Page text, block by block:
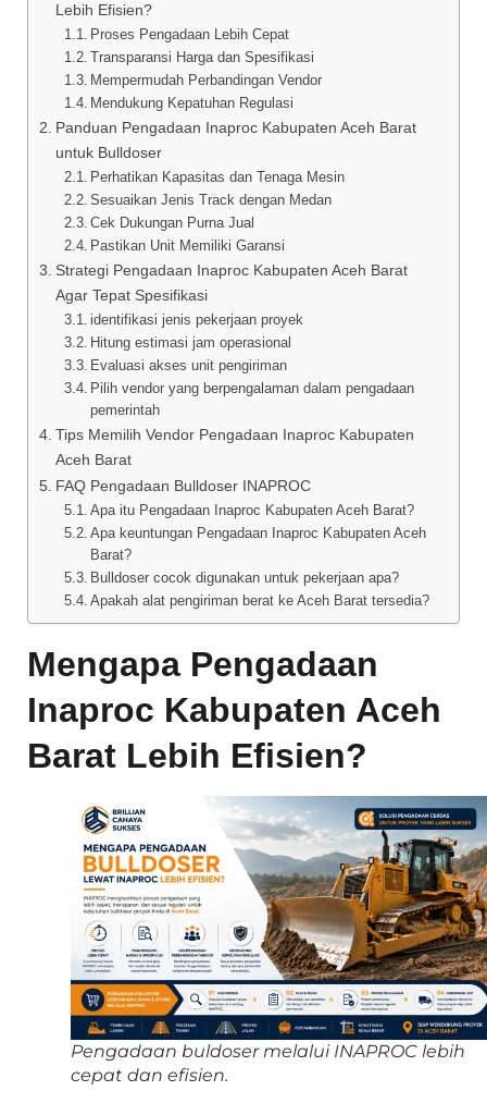
Lebih Efisien?
Proses Pengadaan Lebih Cepat
Transparansi Harga dan Spesifikasi
Mempermudah Perbandingan Vendor
Mendukung Kepatuhan Regulasi
Panduan Pengadaan Inaproc Kabupaten Aceh Barat
untuk Bulldoser
Perhatikan Kapasitas dan Tenaga Mesin
Sesuaikan Jenis Track dengan Medan
Cek Dukungan Purna Jual
Pastikan Unit Memiliki Garansi
Strategi Pengadaan Inaproc Kabupaten Aceh Barat
Agar Tepat Spesifikasi
identifikasi jenis pekerjaan proyek
Hitung estimasi jam operasional
Evaluasi akses unit pengiriman
Pilih vendor yang berpengalaman dalam pengadaan
pemerintah
Tips Memilih Vendor Pengadaan Inaproc Kabupaten
Aceh Barat
FAQ Pengadaan Bulldoser INAPROC
Apa itu Pengadaan Inaproc Kabupaten Aceh Barat?
Apa keuntungan Pengadaan Inaproc Kabupaten Aceh
Barat?
Bulldoser cocok digunakan untuk pekerjaan apa?
Apakah alat pengiriman berat ke Aceh Barat tersedia?
Mengapa Pengadaan
Inaproc Kabupaten Aceh
Barat Lebih Efisien?
Pengadaan buldoser melalui INAPROC lebih
cepat dan efisien.